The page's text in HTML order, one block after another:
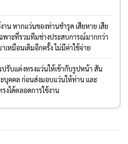
น หากแว่นของท่านชำรุด เสียหาย เสีย
พาะที่รวมทีมช่างประสบการณ์มากกว่า
หมือนเดิมอีกครั้ง ไม่มีค่าใช้จ่าย
ปรับแต่งทรงแว่นให้เข้ากับรูปหน้า สัน
บุคคล ก่อนส่งมอบแว่นให้ท่าน และ
งได้ตลอดการใช้งาน